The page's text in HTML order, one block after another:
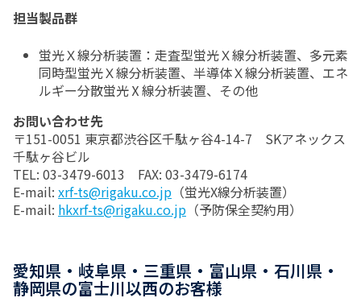
担当製品群
蛍光Ｘ線分析装置：走査型蛍光Ｘ線分析装置、多元素
同時型蛍光Ｘ線分析装置、半導体Ｘ線分析装置、エネ
ルギー分散蛍光Ⅹ線分析装置、その他
お問い合わせ先
〒151-0051 東京都渋谷区千駄ヶ谷4-14-7 SKアネックス
千駄ヶ谷ビル
TEL: 03-3479-6013 FAX: 03-3479-6174
E-mail: xrf-ts@rigaku.co.jp （蛍光X線分析装置）
E-mail: hkxrf-ts@rigaku.co.jp （予防保全契約用）
愛知県・岐阜県・三重県・富山県・石川県・
静岡県の富士川以西のお客様